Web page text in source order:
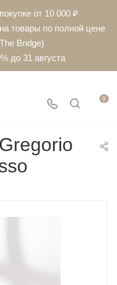
от 10 000 ₽
товары по полной цене
Bridge)
до 31 августа
0